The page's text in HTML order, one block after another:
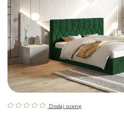
Dodaj ocenę